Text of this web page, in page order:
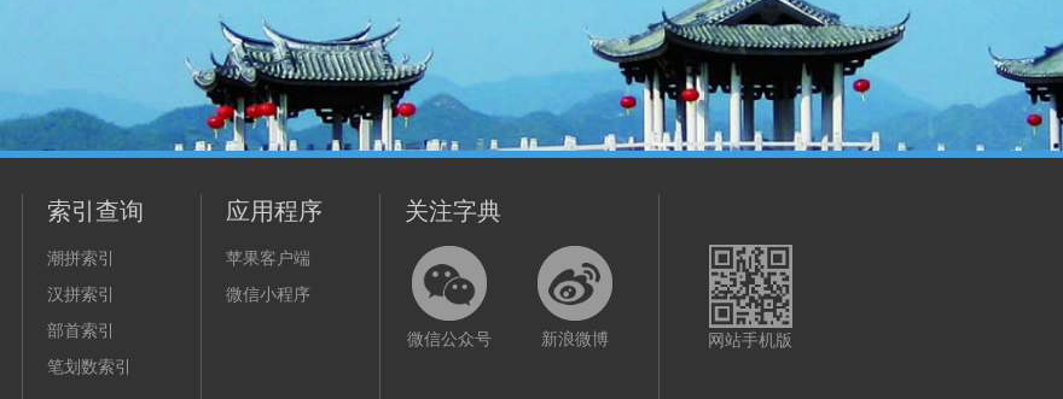
索引查询
潮拼索引
汉拼索引
部首索引
笔划数索引
应用程序
苹果客户端
微信小程序
关注字典
微信公众号 新浪微博 网站手机版